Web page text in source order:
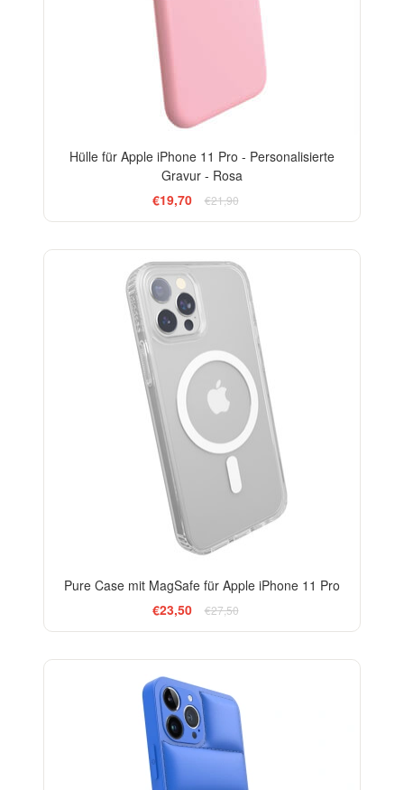
Hülle für Apple iPhone 11 Pro - Personalisierte
Gravur - Rosa
€19,70
€21,90
Pure Case mit MagSafe für Apple iPhone 11 Pro
€23,50
€27,50